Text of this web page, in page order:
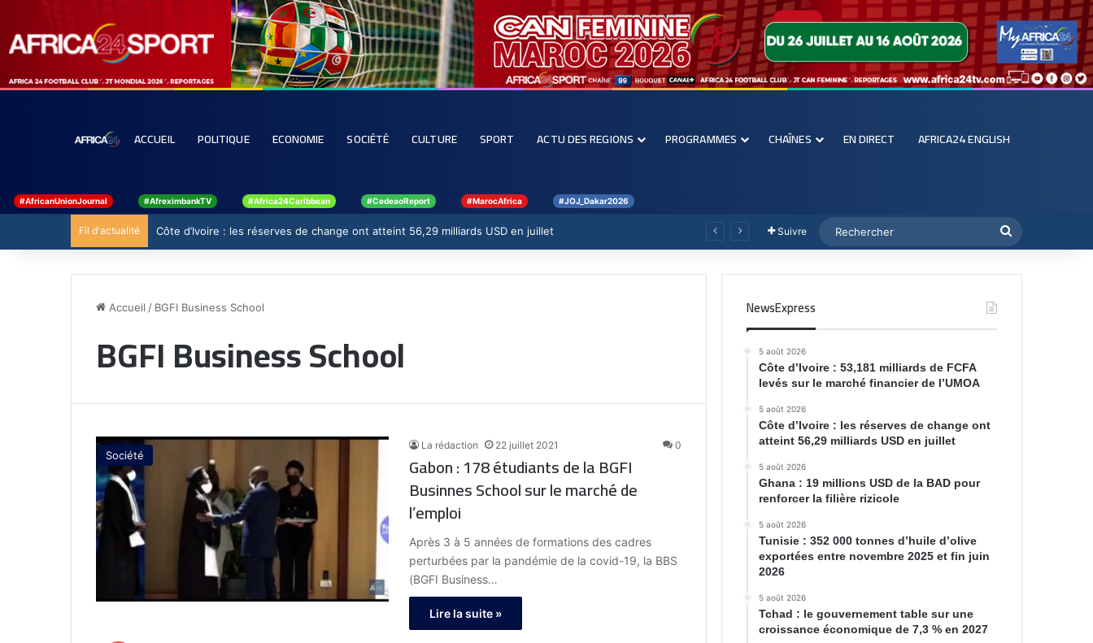
ACCUEIL POLITIQUE ECONOMIE SOCIÉTÉ CULTURE SPORT ACTU DES REGIONS PROGRAMMES CHAÎNES EN DIRECT AFRICA24 ENGLISH
#AfricanUnionJournal #AfreximbankTV #Africa24Caribbean #CedeaoReport #MarocAfrica #JOJ_Dakar2026
Fil d'actualité Côte d’Ivoire : les réserves de change ont atteint 56,29 milliards USD en juillet Suivre
Accueil / BGFI Business School
BGFI Business School
Société
La rédaction 22 juillet 2021 0
Gabon : 178 étudiants de la BGFI
Businnes School sur le marché de
l’emploi
Après 3 à 5 années de formations des cadres
perturbées par la pandémie de la covid-19, la BBS
(BGFI Business…
Lire la suite »
NewsExpress
5 août 2026
Côte d’Ivoire : 53,181 milliards de FCFA
levés sur le marché financier de l’UMOA
5 août 2026
Côte d’Ivoire : les réserves de change ont
atteint 56,29 milliards USD en juillet
5 août 2026
Ghana : 19 millions USD de la BAD pour
renforcer la filière rizicole
5 août 2026
Tunisie : 352 000 tonnes d’huile d’olive
exportées entre novembre 2025 et fin juin
2026
5 août 2026
Tchad : le gouvernement table sur une
croissance économique de 7,3 % en 2027